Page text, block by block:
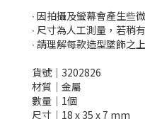
∙ 因拍攝及螢幕會產生些
∙ 尺寸為人工測量，若稍
∙ 請理解每款造型墜飾之
貨號│3202826
材質│金屬
數量│1個
尺寸│18 x 35 x 7 mm